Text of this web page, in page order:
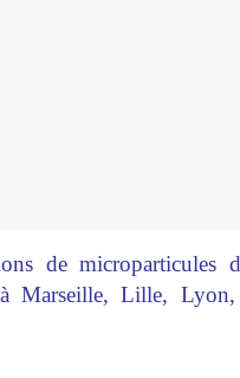
de microparticules
Marseille, Lille, Lyon,